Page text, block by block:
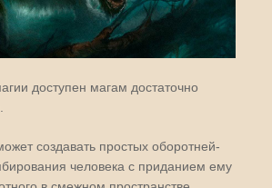
доступен магам достаточно
создавать простых оборотней-
человека с приданием ему